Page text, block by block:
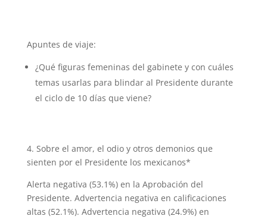
Apuntes de viaje:
¿Qué figuras femeninas del gabinete y con cuáles
temas usarlas para blindar al Presidente durante
el ciclo de 10 días que viene?
4. Sobre el amor, el odio y otros demonios que
sienten por el Presidente los mexicanos*
Alerta negativa (53.1%) en la Aprobación del
Presidente. Advertencia negativa en calificaciones
altas (52.1%). Advertencia negativa (24.9%) en